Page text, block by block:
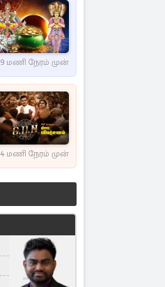
9 மணி நேரம் முன்
4 மணி நேரம் முன்